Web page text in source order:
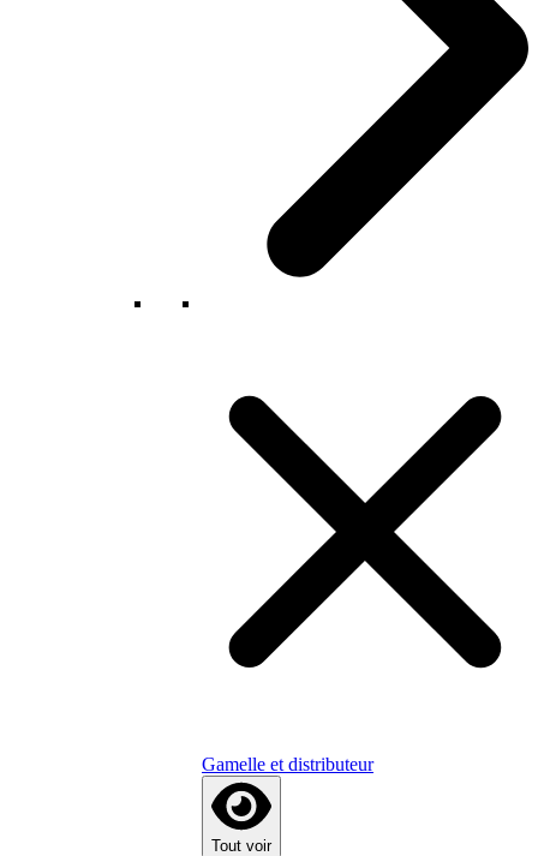
Gamelle et distributeur
Tout voir